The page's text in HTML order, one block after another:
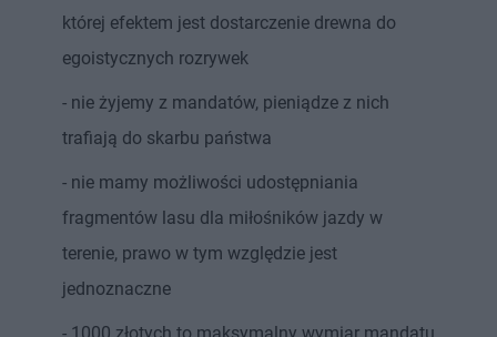
której efektem jest dostarczenie drewna do
egoistycznych rozrywek
- nie żyjemy z mandatów, pieniądze z nich
trafiają do skarbu państwa
- nie mamy możliwości udostępniania
fragmentów lasu dla miłośników jazdy w
terenie, prawo w tym względzie jest
jednoznaczne
- 1000 złotych to maksymalny wymiar mandatu